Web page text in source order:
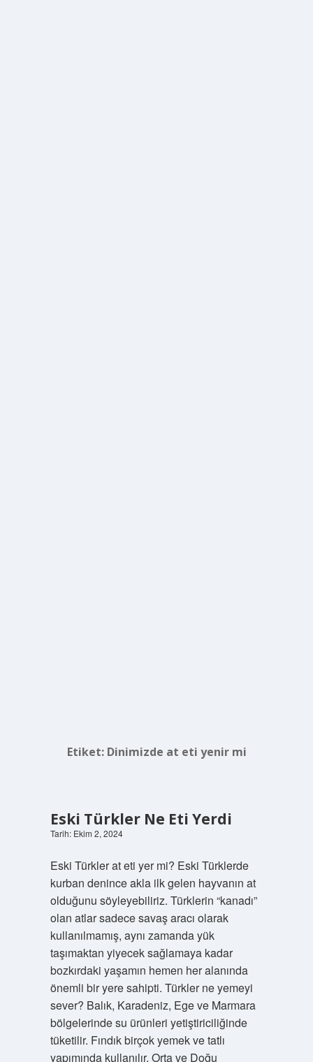
Etiket: Dinimizde at eti yenir mi
Eski Türkler Ne Eti Yerdi
Tarih: Ekim 2, 2024
Eski Türkler at eti yer mi? Eski Türklerde
kurban denince akla ilk gelen hayvanın at
olduğunu söyleyebiliriz. Türklerin “kanadı”
olan atlar sadece savaş aracı olarak
kullanılmamış, aynı zamanda yük
taşımaktan yiyecek sağlamaya kadar
bozkırdaki yaşamın hemen her alanında
önemli bir yere sahipti. Türkler ne yemeyi
sever? Balık, Karadeniz, Ege ve Marmara
bölgelerinde su ürünleri yetiştiriciliğinde
tüketilir. Fındık birçok yemek ve tatlı
yapımında kullanılır. Orta ve Doğu